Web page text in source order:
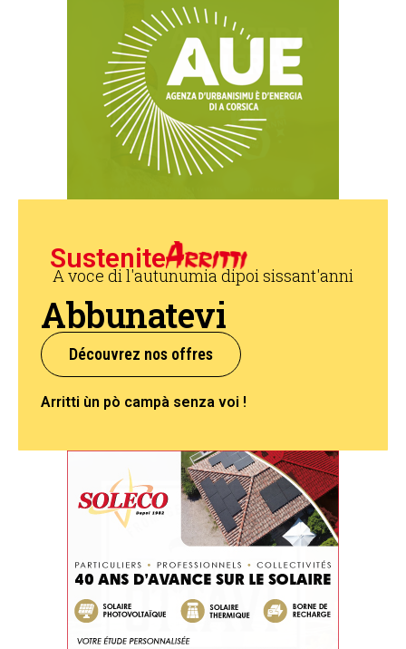
Sustenite
A voce di l'autunumia dipoi sissant'anni
Abbunatevi
Découvrez nos offres
Arritti ùn pò campà senza voi !